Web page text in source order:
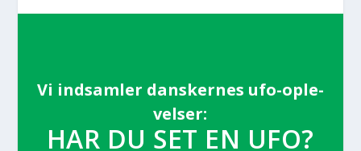
Vi ind­sam­ler dan­sker­nes ufo-ople­
vel­ser:
HAR DU SET EN UFO?